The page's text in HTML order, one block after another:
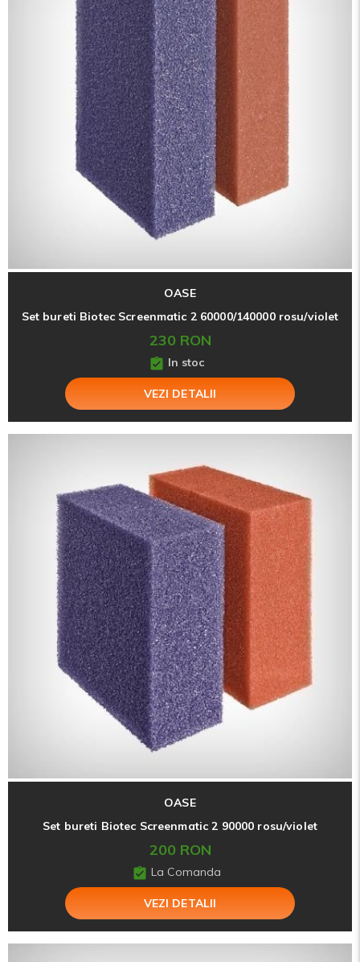
OASE
Set bureti Biotec Screenmatic 2 60000/140000 rosu/violet
230 RON
In stoc
VEZI DETALII
OASE
Set bureti Biotec Screenmatic 2 90000 rosu/violet
200 RON
La Comanda
VEZI DETALII